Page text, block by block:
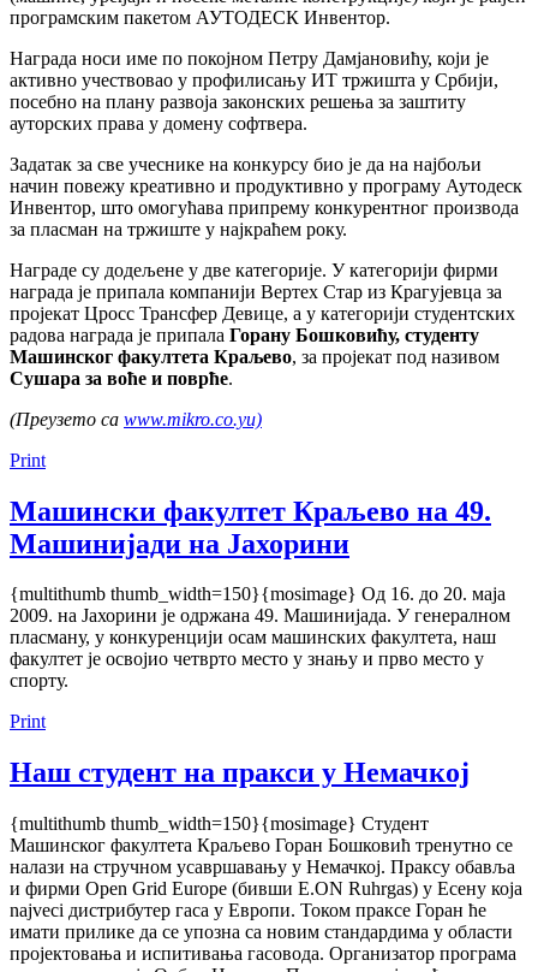
програмским пакетом АУТОДЕСК Инвентор.
Награда носи име по покојном Петру Дамјановићу, који је
активно учествовао у профилисању ИТ тржишта у Србији,
посебно на плану развоја законских решења за заштиту
ауторских права у домену софтвера.
Задатак за све учеснике на конкурсу био је да на најбољи
начин повежу креативно и продуктивно у програму Аутодеск
Инвентор, што омогућава припрему конкурентног производа
за пласман на тржиште у најкраћем року.
Награде су додељене у две категорије. У категорији фирми
награда је припала компанији Вертеx Стар из Крагујевца за
пројекат Цросс Трансфер Девице, а у категорији студентских
радова награда је припала Горану Бошковићу, студенту
Машинског факултета Краљево, за пројекат под називом
Сушара за воће и поврће.
(Преузето са www.mikro.co.yu)
Print
Машински факултет Краљево на 49.
Машинијади на Јахорини
{multithumb thumb_width=150}{mosimage} Од 16. до 20. маја
2009. на Јахорини је одржана 49. Машинијада. У генералном
пласману, у конкуренцији осам машинских факултета, наш
факултет је освојио четврто место у знању и прво место у
спорту.
Print
Наш студент на пракси у Немачкој
{multithumb thumb_width=150}{mosimage} Студент
Машинског факултета Краљево Горан Бошковић тренутно се
налази на стручном усавршавању у Немачкој. Праксу обавља
и фирми Open Grid Europe (бивши E.ON Ruhrgas) у Есену која
najveci дистрибутер гаса у Европи. Током праксе Горан ће
имати прилике да се упозна са новим стандардима у области
пројектовања и испитивања гасовода. Организатор програма